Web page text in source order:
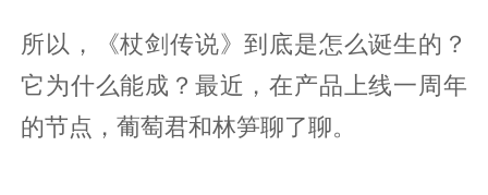
所以，《杖剑传说》到底是怎么诞生的？
它为什么能成？最近，在产品上线一周年
的节点，葡萄君和林笋聊了聊。